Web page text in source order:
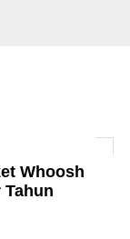
Whoosh